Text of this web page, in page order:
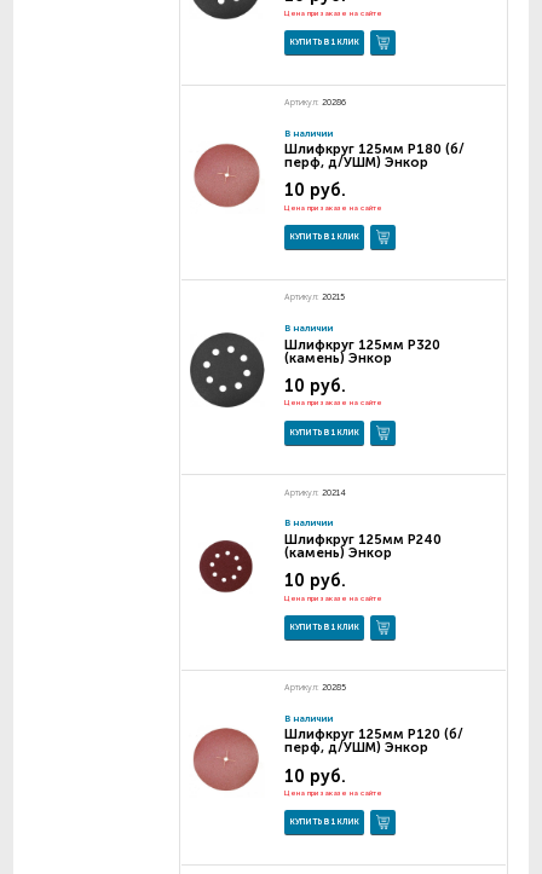
Цена при заказе на сайте
КУПИТЬ В 1 КЛИК
Артикул: 20286
В наличии
Шлифкруг 125мм Р180 (б/
перф, д/УШМ) Энкор
10 руб.
Цена при заказе на сайте
КУПИТЬ В 1 КЛИК
Артикул: 20215
В наличии
Шлифкруг 125мм Р320
(камень) Энкор
10 руб.
Цена при заказе на сайте
КУПИТЬ В 1 КЛИК
Артикул: 20214
В наличии
Шлифкруг 125мм Р240
(камень) Энкор
10 руб.
Цена при заказе на сайте
КУПИТЬ В 1 КЛИК
Артикул: 20285
В наличии
Шлифкруг 125мм Р120 (б/
перф, д/УШМ) Энкор
10 руб.
Цена при заказе на сайте
КУПИТЬ В 1 КЛИК